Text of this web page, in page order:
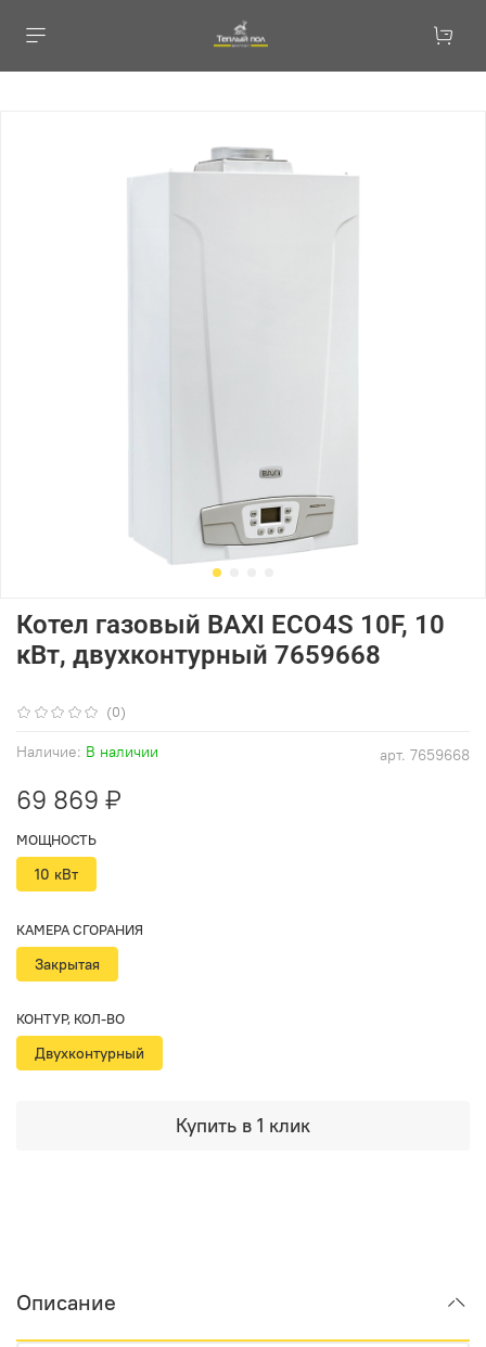
(0)
арт. 7659668
Наличие: В наличии
Котел газовый BAXI ECO4S 10F, 10
кВт, двухконтурный 7659668
69 869 ₽
Купить в 1 клик
МОЩНОСТЬ
10 кВт
КАМЕРА СГОРАНИЯ
Закрытая
КОНТУР, КОЛ-ВО
Двухконтурный
Описание